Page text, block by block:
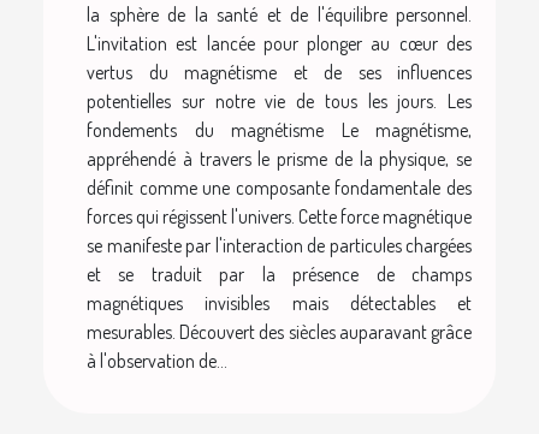
la sphère de la santé et de l'équilibre personnel.
L'invitation est lancée pour plonger au cœur des
vertus du magnétisme et de ses influences
potentielles sur notre vie de tous les jours. Les
fondements du magnétisme Le magnétisme,
appréhendé à travers le prisme de la physique, se
définit comme une composante fondamentale des
forces qui régissent l'univers. Cette force magnétique
se manifeste par l'interaction de particules chargées
et se traduit par la présence de champs
magnétiques invisibles mais détectables et
mesurables. Découvert des siècles auparavant grâce
à l'observation de...